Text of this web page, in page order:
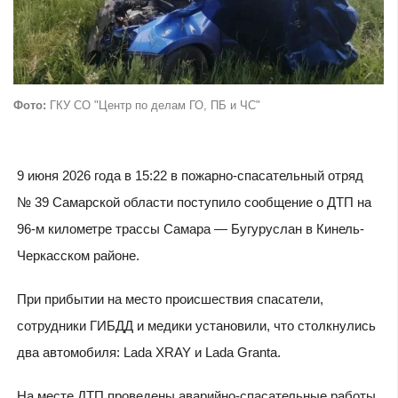
Фото: ГКУ СО "Центр по делам ГО, ПБ и ЧС"
9 июня 2026 года в 15:22 в пожарно-спасательный отряд
№ 39 Самарской области поступило сообщение о ДТП на
96-м километре трассы Самара — Бугуруслан в Кинель-
Черкасском районе.
При прибытии на место происшествия спасатели,
сотрудники ГИБДД и медики установили, что столкнулись
два автомобиля: Lada XRAY и Lada Granta.